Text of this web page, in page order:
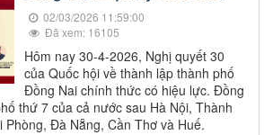
02/03/2026 11:59:00
Đã xem: 16105
Hôm nay 30-4-2026, Nghị quyết 30
của Quốc hội về thành lập thành phố
Đồng Nai chính thức có hiệu lực. Đồng
thứ 7 của cả nước sau Hà Nội, Thành
Phòng, Đà Nẵng, Cần Thơ và Huế.